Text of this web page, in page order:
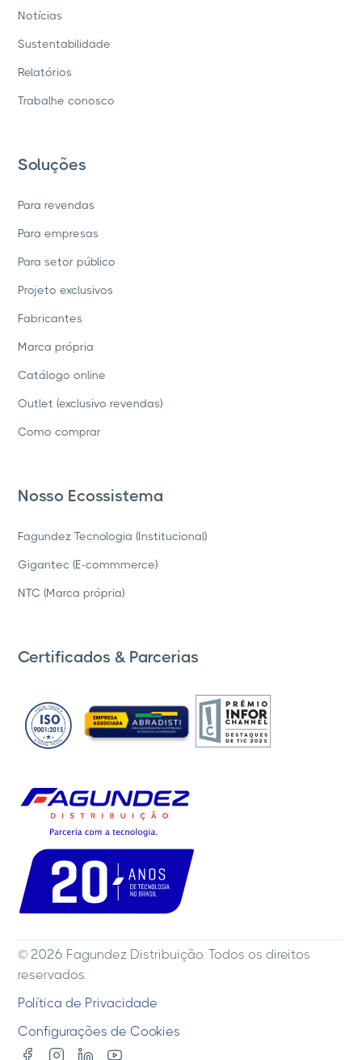
Notícias
Sustentabilidade
Relatórios
Trabalhe conosco
Soluções
Para revendas
Para empresas
Para setor público
Projeto exclusivos
Fabricantes
Marca própria
Catálogo online
Outlet (exclusivo revendas)
Como comprar
Nosso Ecossistema
Fagundez Tecnologia (Institucional)
Gigantec (E-commmerce)
NTC (Marca própria)
Certificados & Parcerias
© 2026 Fagundez Distribuição. Todos os direitos
reservados.
Política de Privacidade
Configurações de Cookies